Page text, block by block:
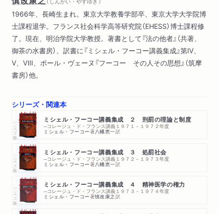
1966年、長崎生まれ。東京大学教養学部卒、東京大学大学院博
士課程退学。フランス社会科学高等研究院（EHESS）博士課程修
了。現在、明治学院大学教授。著書として『法の他者』（共著、
御茶の水書房）、訳書に『ミシェル・フーコー講義集成』第Ⅳ、
Ⅴ、Ⅷ、ポール・ヴェーヌ『フーコー その人その思想』（筑摩
書房）他。
シリーズ・関連本
シリーズ・全集 ミシェル・フーコー講義集成 ２ 刑罰の理論と制度
─コレージュ・ド・フランス講義１９７１－１９７２年度
ミシェル・フーコー著八幡恵一訳
シリーズ・全集 ミシェル・フーコー講義集成 ３ 処罰社会
─コレージュ・ド・フランス講義１９７２－１９７３年度
ミシェル・フーコー著八幡恵一訳
シリーズ・全集 ミシェル・フーコー講義集成 ４ 精神医学の権力
─コレージュ・ド・フランス講義１９７３－１９７４年度
ミシェル・フーコー著慎改康之訳